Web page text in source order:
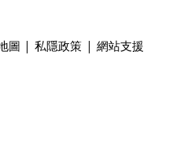
圖 私隱政策 網站支援